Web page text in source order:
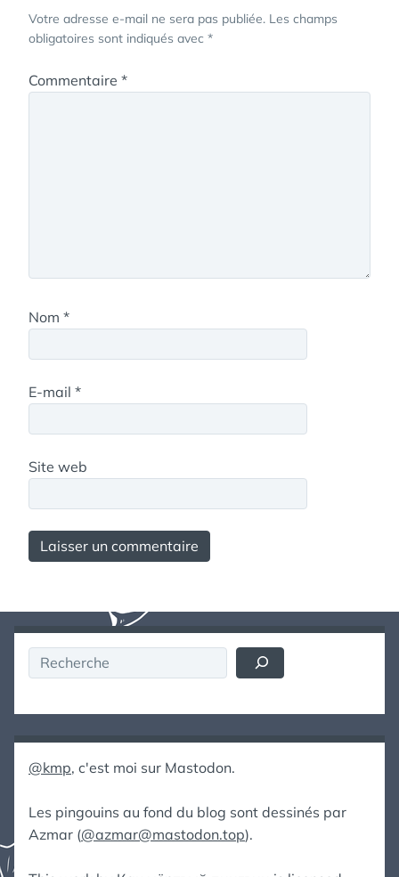
Votre adresse e-mail ne sera pas publiée. Les champs
obligatoires sont indiqués avec *
Commentaire *
Nom *
E-mail *
Site web
Rechercher
@kmp, c'est moi sur Mastodon.
Les pingouins au fond du blog sont dessinés par
Azmar (@azmar@mastodon.top).